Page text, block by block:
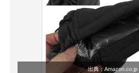
出典：Amazon.co.jp